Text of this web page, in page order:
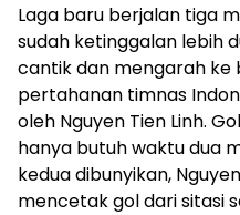
Laga baru berjalan tiga
sudah ketinggalan lebih
cantik dan mengarah ke
pertahanan timnas
oleh Nguyen Tien Linh.
hanya butuh waktu dua
kedua dibunyikan,
mencetak gol dari sitasi